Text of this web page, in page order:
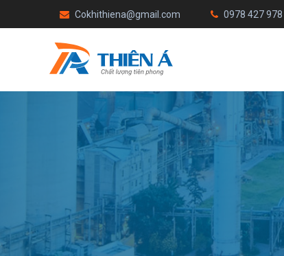
Cokhithiena@gmail.com 0978 427 978